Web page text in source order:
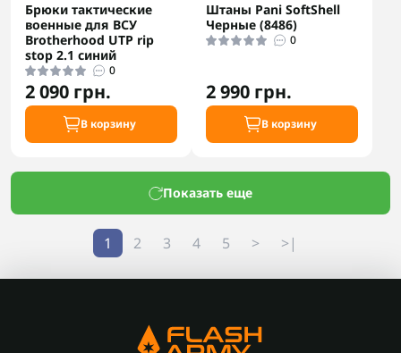
Брюки тактические
военные для ВСУ
Brotherhood UTP rip
stop 2.1 синий
0
2 090 грн.
В корзину
Штаны Pani SoftShell
Черные (8486)
0
2 990 грн.
В корзину
Показать еще
1 2 3 4 5 > >|